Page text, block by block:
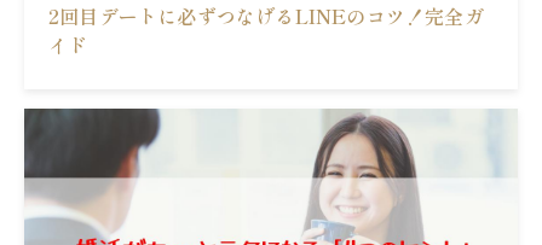
2回目デートに必ずつなげるLINEのコツ！完全ガ
イド